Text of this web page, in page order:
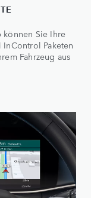
Sie Ihre
Paketen
Fahrzeug aus